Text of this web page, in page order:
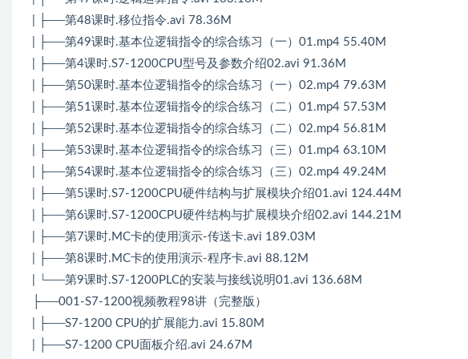
| ├──第48课时.移位指令.avi 78.36M
| ├──第49课时.基本位逻辑指令的综合练习（一）01.mp4 55.40M
| ├──第4课时.S7-1200CPU型号及参数介绍02.avi 91.36M
| ├──第50课时.基本位逻辑指令的综合练习（一）02.mp4 79.63M
| ├──第51课时.基本位逻辑指令的综合练习（二）01.mp4 57.53M
| ├──第52课时.基本位逻辑指令的综合练习（二）02.mp4 56.81M
| ├──第53课时.基本位逻辑指令的综合练习（三）01.mp4 63.10M
| ├──第54课时.基本位逻辑指令的综合练习（三）02.mp4 49.24M
| ├──第5课时.S7-1200CPU硬件结构与扩展模块介绍01.avi 124.44M
| ├──第6课时.S7-1200CPU硬件结构与扩展模块介绍02.avi 144.21M
| ├──第7课时.MC卡的使用演示-传送卡.avi 189.03M
| ├──第8课时.MC卡的使用演示-程序卡.avi 88.12M
| └──第9课时.S7-1200PLC的安装与接线说明01.avi 136.68M
├──001-S7-1200视频教程98讲（完整版）
| ├──S7-1200 CPU的扩展能力.avi 15.80M
| ├──S7-1200 CPU面板介绍.avi 24.67M